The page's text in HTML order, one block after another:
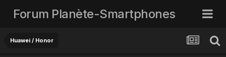
Forum Planète-Smartphones
Huawei / Honor